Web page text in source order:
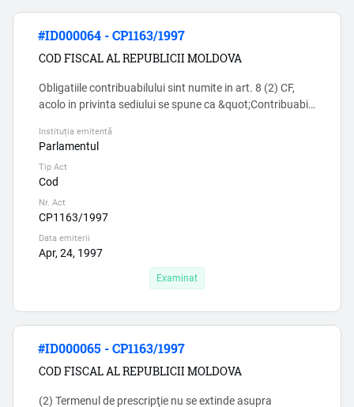
#ID000064 - CP1163/1997
COD FISCAL AL REPUBLICII MOLDOVA
Obligatiile contribuabilului sint numite in art. 8 (2) CF,
acolo in privinta sediului se spune ca &quot;Contribuabilii
dreptul de înregistrare de stat se iau la evidenţa
subdiviziunii respective a Serviciului Fiscal de Stat
conform informaţiei prezentate de către aceste
organe&quot;, deci intreprinderile nu au obligatia de a
info...
Instituția emitentă
Parlamentul
Tip Act
Cod
Nr. Act
CP1163/1997
Data emiterii
Apr, 24, 1997
Examinat
#ID000065 - CP1163/1997
COD FISCAL AL REPUBLICII MOLDOVA
(2) Termenul de prescripţie nu se extinde asupra